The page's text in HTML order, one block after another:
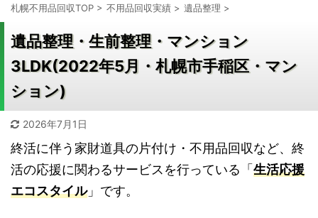
札幌不用品回収TOP > 不用品回収実績 > 遺品整理 >
遺品整理・生前整理・マンション
3LDK(2022年5月・札幌市手稲区・マン
ション)
2026年7月1日
終活に伴う家財道具の片付け・不用品回収など、終
活の応援に関わるサービスを行っている「 生活応援
エコスタイル」です。